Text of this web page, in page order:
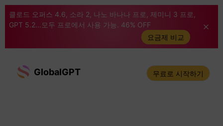
클로드 오퍼스 4.6, 소라 2, 나노 바나나 프로, 제미니 3 프로,
GPT 5.2...모두 프로에서 사용 가능. 46% OFF
요금제 비교
GlobalGPT 무료로 시작하기